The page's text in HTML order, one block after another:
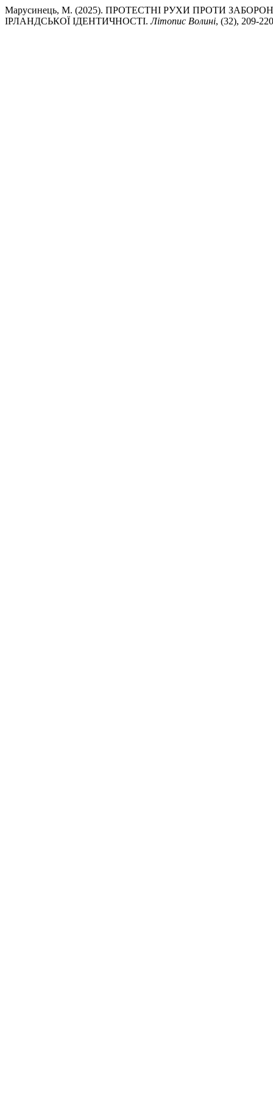
Марусинець, М. (2025). ПРОТЕСТНІ РУХИ ПРОТИ
ІРЛАНДСЬКОЇ ІДЕНТИЧНОСТІ.Літопис Волині, (32), 209-